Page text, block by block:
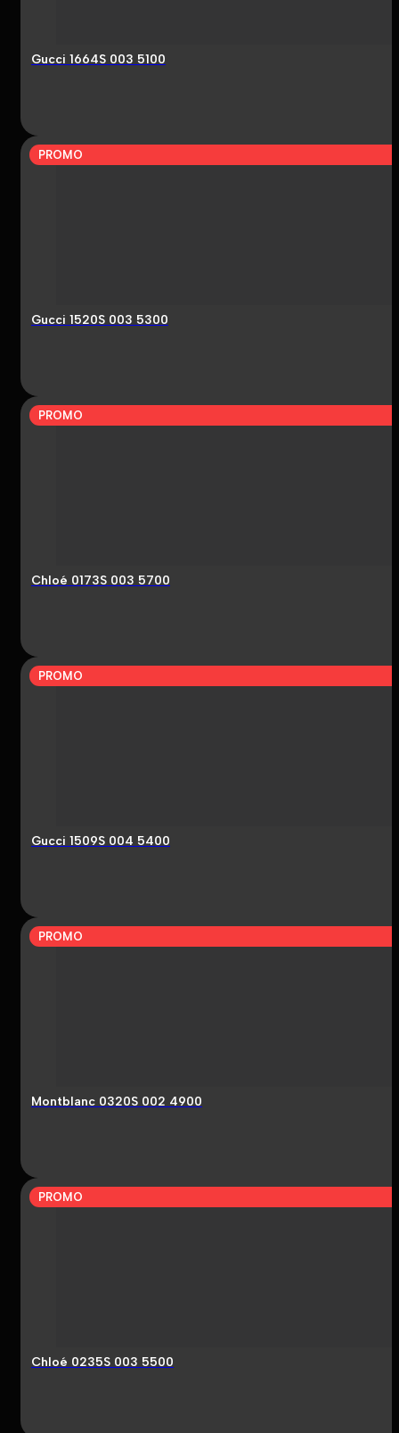
Gucci 1664S 003 5100
PROMO
Gucci 1520S 003 5300
PROMO
Chloé 0173S 003 5700
PROMO
Gucci 1509S 004 5400
PROMO
Montblanc 0320S 002 4900
PROMO
Chloé 0235S 003 5500